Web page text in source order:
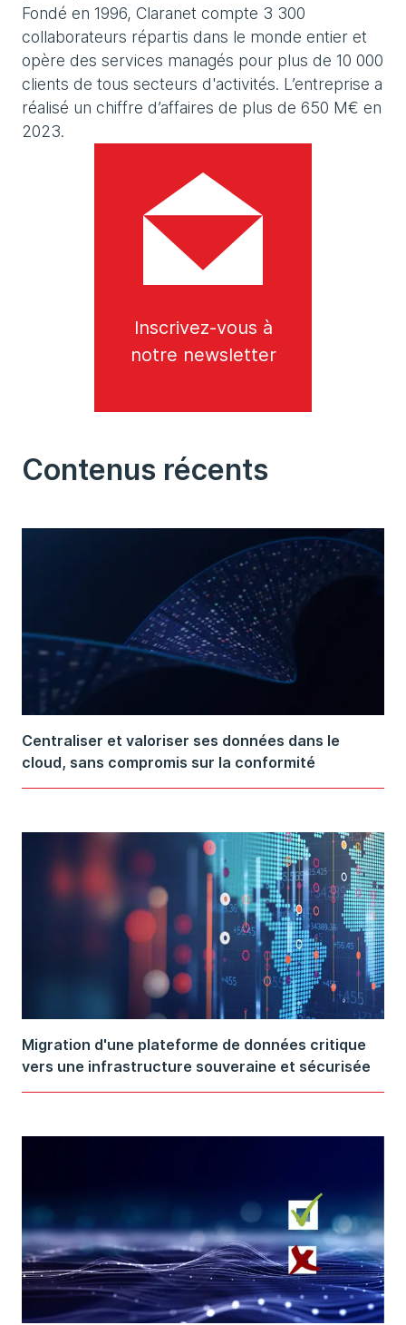
Fondé en 1996, Claranet compte 3 300
collaborateurs répartis dans le monde entier et
opère des services managés pour plus de 10 000
clients de tous secteurs d'activités. L’entreprise a
réalisé un chiffre d’affaires de plus de 650 M€ en
2023.
Inscrivez-vous à
notre newsletter
Contenus récents
Centraliser et valoriser ses données dans le
cloud, sans compromis sur la conformité
Migration d'une plateforme de données critique
vers une infrastructure souveraine et sécurisée